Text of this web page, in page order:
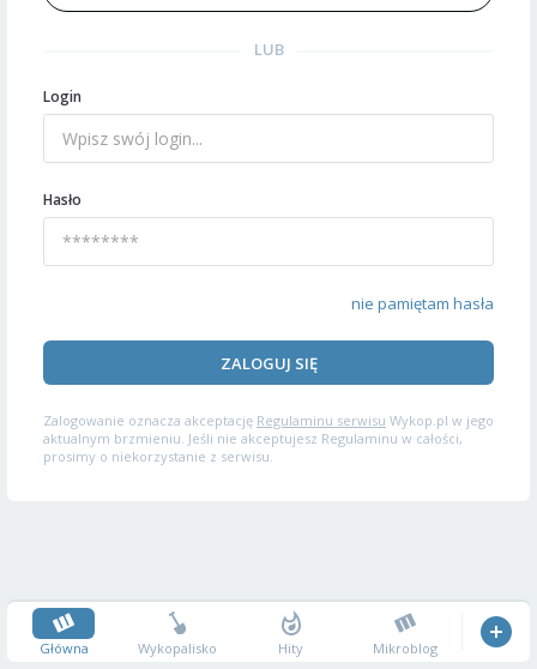
LUB
Login
Hasło
nie pamiętam hasła
ZALOGUJ SIĘ
Zalogowanie oznacza akceptację Regulaminu serwisu Wykop.pl w jego
aktualnym brzmieniu. Jeśli nie akceptujesz Regulaminu w całości,
prosimy o niekorzystanie z serwisu.
Główna Wykopalisko Hity Mikroblog